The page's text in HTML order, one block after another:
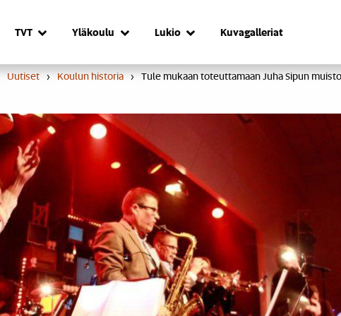
TVT Yläkoulu Lukio Kuvagalleriat
Uutiset › Koulun historia › Tule mukaan toteuttamaan Juha Sipun